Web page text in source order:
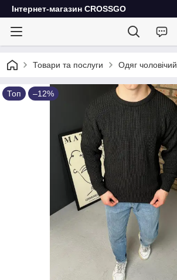
Інтернет-магазин CROSSGO
Товари та послуги Одяг чоловічий
Топ –12%